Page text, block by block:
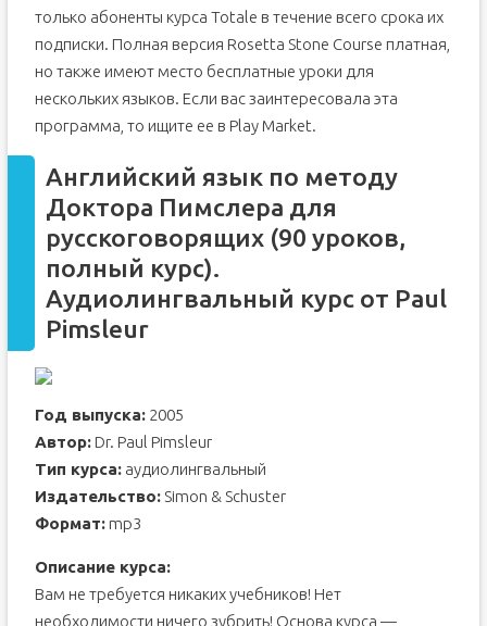
только абоненты курса Totale в течение всего срока их
подписки. Полная версия Rosetta Stone Course платная,
но также имеют место бесплатные уроки для
нескольких языков. Если вас заинтересовала эта
программа, то ищите ее в Play Market.
Английский язык по методу
Доктора Пимслера для
русскоговорящих (90 уроков,
полный курс).
Аудиолингвальный курс от Paul
Pimsleur
Год выпуска:2005
Автор:Dr. Paul Pimsleur
Тип курса:аудиолингвальный
Издательство:Simon & Schuster
Формат:mp3
Описание курса:
Вам не требуется никаких учебников! Нет
необходимости ничего зубрить! Основа курса —